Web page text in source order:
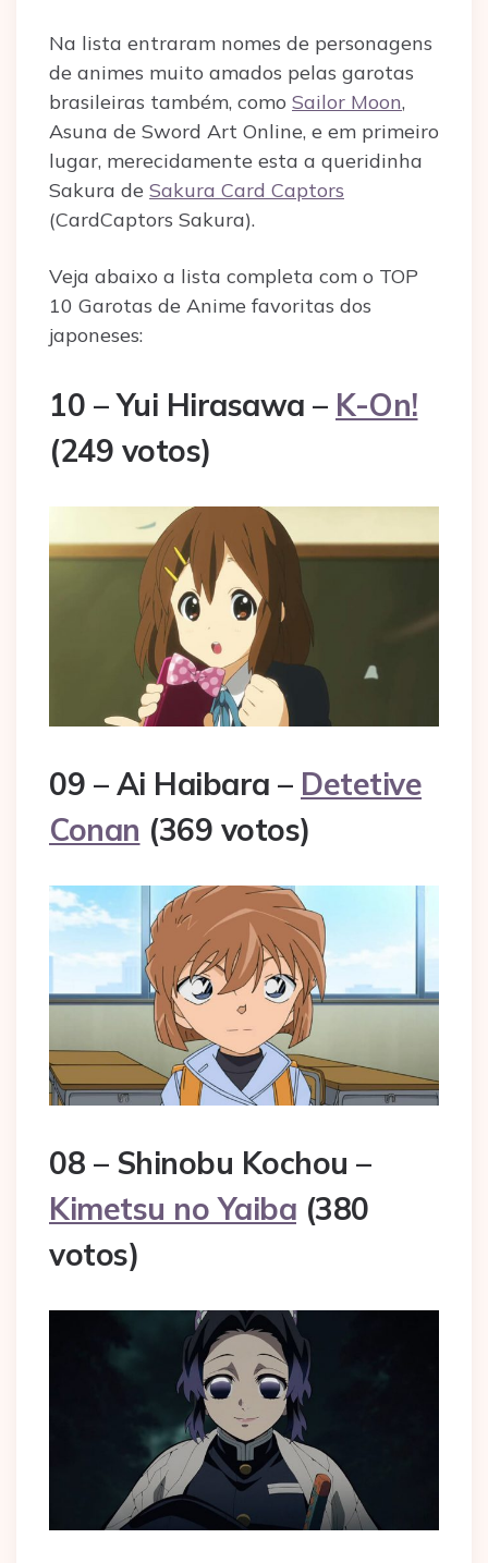
Na lista entraram nomes de personagens
de animes muito amados pelas garotas
brasileiras também, como Sailor Moon,
Asuna de Sword Art Online, e em primeiro
lugar, merecidamente esta a queridinha
Sakura de Sakura Card Captors
(CardCaptors Sakura).
Veja abaixo a lista completa com o TOP
10 Garotas de Anime favoritas dos
japoneses:
10 – Yui Hirasawa – K-On!
(249 votos)
09 – Ai Haibara – Detetive
Conan (369 votos)
08 – Shinobu Kochou –
Kimetsu no Yaiba (380
votos)